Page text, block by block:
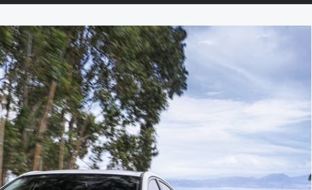
iX3: auto roku z pohledu žen Jak pečovat o auto po zimě